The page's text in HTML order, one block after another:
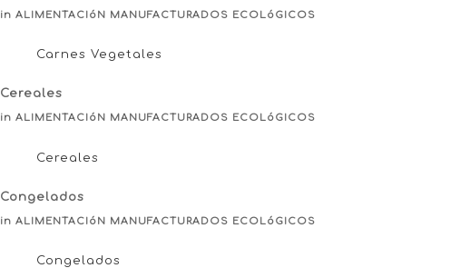
in ALIMENTACIóN MANUFACTURADOS ECOLóGICOS
Carnes Vegetales
Cereales
in ALIMENTACIóN MANUFACTURADOS ECOLóGICOS
Cereales
Congelados
in ALIMENTACIóN MANUFACTURADOS ECOLóGICOS
Congelados